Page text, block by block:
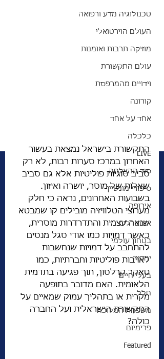
טכנולוגיה מדע ורפואה
העולם הוירטואלי
מוזיקה תרבות ואומנות
עולם התקשורת
וידויים מהמרפסת
קורונה
אחד על אחד
כלכלה
LIVE
סוד ההצלחה
סיפורי מונשיין
אירופה
אוסטרליה
בטחון עולמי
יהדות
בעלי חיים
חלל
משפחת המלוכה
פרימיום
Featured
התקשורת בישראל נמצאת בעשור
האחרון במרכז סערות רבות, לא רק
סביב סוגיות פוליטיות אלא גם סביב
שאלות של מוסר, יושרה ואיזון.
בשבועות האחרונים, נראה כי חלק
מערוצי הטלוויזיה מובילים קו שמבטא
שנאה עצמית והתדרדרות מוסרית,
כאשר דמויות כמו אודי סגל מנסים
להתחבב על דמויות שנחשבות
לאויבות פוליטיות וחברתיות, כמו
טאקר קרלסון, תוך פגיעה בתדמית
הלאומית. האם מדובר בתופעה
מקרית או בתהליך עמוק שמאיים על
התקשורת הישראלית ועל החברה
כולה?